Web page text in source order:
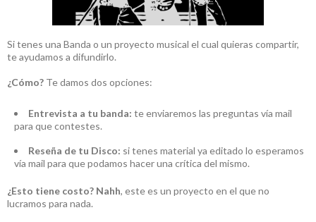
Si tenes una Banda o un proyecto musical el cual quieras compartir,
te ayudamos a difundirlo.
¿Cómo? Te damos dos opciones:
Entrevista a tu banda: te enviaremos las preguntas vía mail
para que contestes.
Reseña de tu Disco: si tenes material ya editado lo esperamos
vía mail para que podamos hacer una crítica del mismo.
¿Esto tiene costo? Nahh, este es un proyecto en el que no
lucramos para nada.